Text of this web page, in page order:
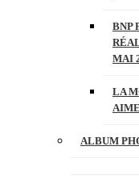
BNP
MAI
LA
ALBUM